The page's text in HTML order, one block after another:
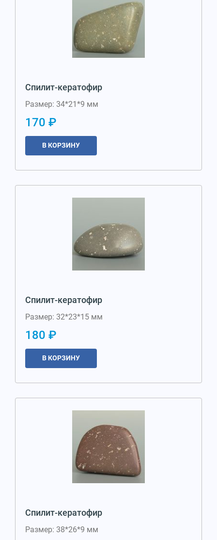
Спилит-кератофир
Размер: 34*21*9 мм
170 ₽
В КОРЗИНУ
Спилит-кератофир
Размер: 32*23*15 мм
180 ₽
В КОРЗИНУ
Спилит-кератофир
Размер: 38*26*9 мм